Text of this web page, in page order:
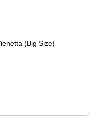
(Big Size) —